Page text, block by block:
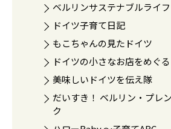
ベルリンサステナブルライフ
ドイツ子育て日記
もこちゃんの見たドイツ
ドイツの小さなお店をめぐる
美味しいドイツを伝え隊
だいすき！ ベルリン・プレ
ク